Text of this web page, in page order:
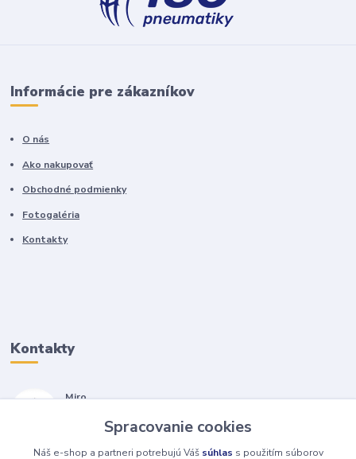
Informácie pre zákazníkov
O nás
Ako nakupovať
Obchodné podmienky
Fotogaléria
Kontakty
Kontakty
Miro
(Po-Pia, 7-17 hod.)
Spracovanie cookies
Náš e-shop a partneri potrebujú Váš súhlas s použitím súborov